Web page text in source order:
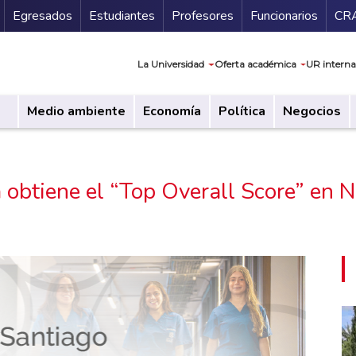
Secundario
Egresados Estudiantes Profesores Funcionarios
La Universidad Oferta académica UR
Medio ambiente Economía Política Negocios
el “Top Overall Score” en